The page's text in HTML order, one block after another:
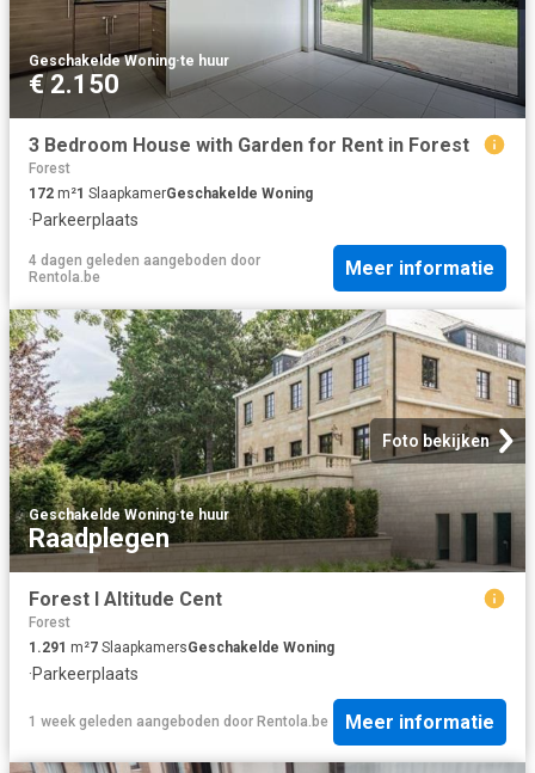
Geschakelde Woning·te huur
€ 2.150
3 Bedroom House with Garden for Rent in Forest
Forest
172 m²1 SlaapkamerGeschakelde Woning
·Parkeerplaats
4 dagen geleden aangeboden door
Rentola.be
Meer informatie
Foto bekijken
Geschakelde Woning·te huur
Raadplegen
Forest I Altitude Cent
Forest
1.291 m²7 SlaapkamersGeschakelde Woning
·Parkeerplaats
1 week geleden aangeboden door Rentola.be Meer informatie